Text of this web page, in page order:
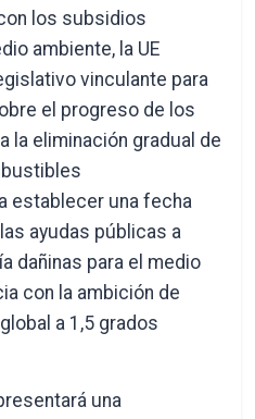
los subsidios
ambiente, la UE
vinculante para
el progreso de los
la eliminación gradual de
establecer una fecha
ayudas públicas a
dañinas para el medio
con la ambición de
a 1,5 grados
una